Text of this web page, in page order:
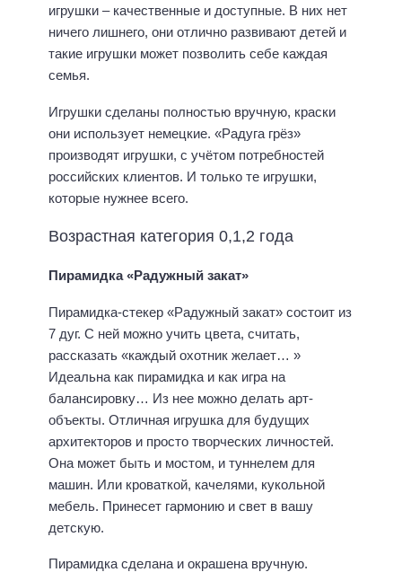
игрушки – качественные и доступные. В них нет
ничего лишнего, они отлично развивают детей и
такие игрушки может позволить себе каждая
семья.
Игрушки сделаны полностью вручную, краски
они использует немецкие. «Радуга грёз»
производят игрушки, с учётом потребностей
российских клиентов. И только те игрушки,
которые нужнее всего.
Возрастная категория 0,1,2 года
Пирамидка «Радужный закат»
Пирамидка-стекер «Радужный закат» состоит из
7 дуг. С ней можно учить цвета, считать,
рассказать «каждый охотник желает… »
Идеальна как пирамидка и как игра на
балансировку… Из нее можно делать арт-
объекты. Отличная игрушка для будущих
архитекторов и просто творческих личностей.
Она может быть и мостом, и туннелем для
машин. Или кроваткой, качелями, кукольной
мебель. Принесет гармонию и свет в вашу
детскую.
Пирамидка сделана и окрашена вручную.